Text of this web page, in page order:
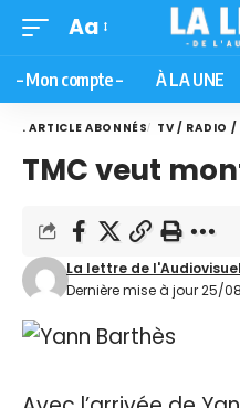
Aa
– Mon compte – À LA UNE
. ARTICLE ABONNÉS TV / RADIO /
TMC veut
Dernière mise à jour 25/
La lettre de l'Audiovisuel